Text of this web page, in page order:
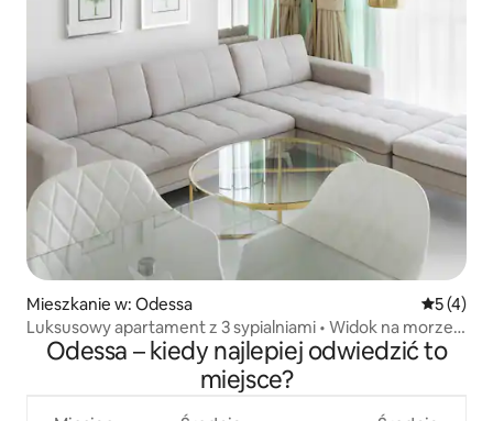
Mieszkanie w: Odessa Średnia
5 (4)
Luksusowy apartament z 3 sypialniami • Widok na morze •
GreenWood
Odessa – kiedy najlepiej odwiedzić to
miejsce?